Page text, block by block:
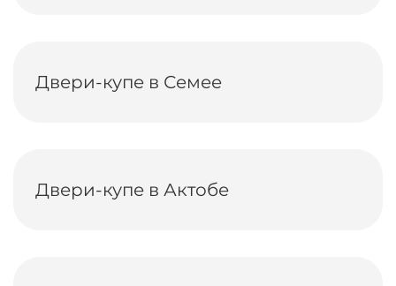
Двери-купе в Семее
Двери-купе в Актобе